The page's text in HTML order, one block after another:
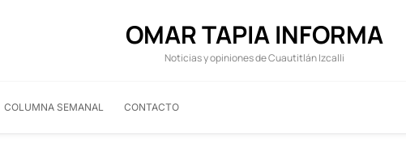
OMAR TAPIA INFORMA
Noticias y opiniones de Cuautitlán Izcalli
COLUMNA SEMANAL CONTACTO